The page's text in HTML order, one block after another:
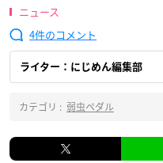
ニュース
4
ライター：にじめん編集部
カテゴリ : 弱虫ペダル